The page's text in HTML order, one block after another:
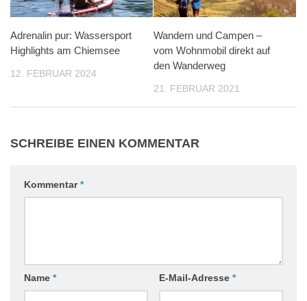
Adrenalin pur: Wassersport
Highlights am Chiemsee
12. FEBRUAR 2024
Wandern und Campen –
vom Wohnmobil direkt auf
den Wanderweg
21. FEBRUAR 2021
SCHREIBE EINEN KOMMENTAR
Kommentar*
Name * E-Mail-Adresse *